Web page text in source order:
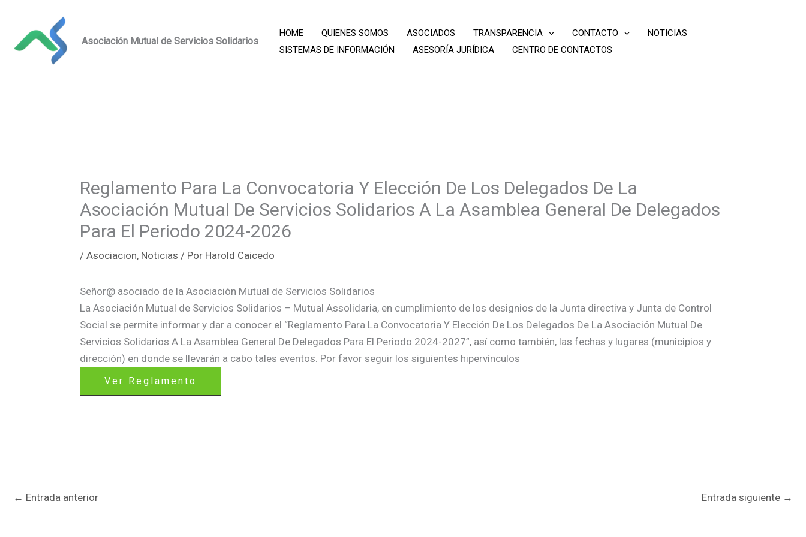
contenido
Asociación Mutual de Servicios Solidarios
HOME QUIENES SOMOS ASOCIADOS TRANSPARENCIA CONTACTO
NOTICIAS
SISTEMAS DE INFORMACIÓN
ASESORÍA JURÍDICA CENTRO DE CONTACTOS
Reglamento Para La Convocatoria Y Elección De Los Delegados De La
Asociación Mutual De Servicios Solidarios A La Asamblea General De Delegados
Para El Periodo 2024-2026
/Asociacion, Noticias / Por Harold Caicedo
Señor@ asociado de la Asociación Mutual de Servicios Solidarios
La Asociación Mutual de Servicios Solidarios – Mutual Assolidaria, en cumplimiento de los designios de la Junta directiva y Junta de Control
Social se permite informar y dar a conocer el “Reglamento Para La Convocatoria Y Elección De Los Delegados De La Asociación Mutual De
Servicios Solidarios A La Asamblea General De Delegados Para El Periodo 2024-2027”, así como también, las fechas y lugares (municipios y
dirección) en donde se llevarán a cabo tales eventos. Por favor seguir los siguientes hipervínculos
Ver Reglamento
← Entrada anterior Entrada siguiente →